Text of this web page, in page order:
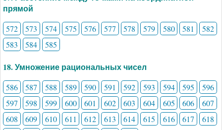
прямой
572 573 574 575 576 577 578 579 580 581
582
583
584 585
18. Умножение рациональных чисел
586 587 588 589 590 591 592 593 594 595
596
597
598 599 600 601 602 603 604 605 606
607
608
609 610 611 612 613 614 615 616 617
618